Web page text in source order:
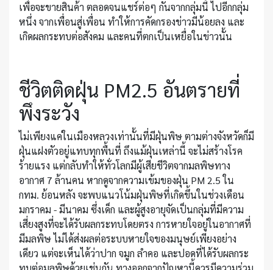
เพื่อจะขายสินค้า ตลอดจนแชร์ต่อๆ กันจากกลุ่มนี้ ไปอีกกลุ่ม
หนึ่ง จากเพื่อนสู่เพื่อน ทำให้การคัดกรองข่าวมีน้อยลง และ
เกิดผลกระทบต่อสังคม และคนที่ตกเป็นเหยื่อในข่าวนั้น
ชีวิตติดฝุ่น PM2.5 อันตรายที่
พึงระวัง
ไม่เพียงแค่ในเมืองหลวงเท่านั้นที่มีฝุ่นพิษ ตามต่างจังหวัดก็มี
ฝุ่นแฝงตัวอยู่แทบทุกพื้นที่ ถึงแม้ฝุ่นเหล่านี้ จะไม่สร้างโรค
ร้ายแรง แต่กลับทำให้ทั่วโลกมีผู้เสียชีวิตจากมลพิษทาง
อากาศ 7 ล้านคน หากดูจากความเข้มของฝุ่น PM 2.5 ใน
กทม. ย้อนหลัง จะพบแนวโน้มฝุ่นพิษที่เกิดขึ้นในช่วงเดือน
มกราคม - มีนาคม ซึ่งเด็ก และผู้สูงอายุจัดเป็นกลุ่มที่มีความ
เสี่ยงสูงที่จะได้รับผลกระทบโดยตรง การหายใจอยู่ในอากาศที่
มีมลพิษ ไม่ได้ส่งผลต่อระบบหายใจของมนุษย์เพียงอย่าง
เดียว แต่จะเห็นได้ว่าปาก จมูก ลำคอ และปอดที่ได้รับผลกระ